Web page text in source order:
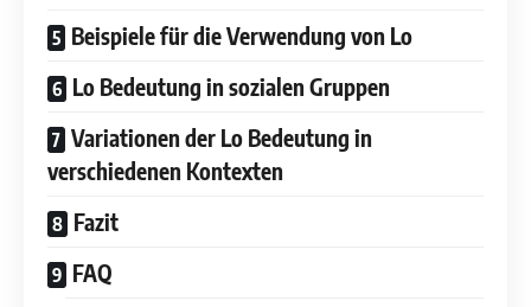
Beispiele für die Verwendung von Lo
Lo Bedeutung in sozialen Gruppen
Variationen der Lo Bedeutung in
verschiedenen Kontexten
Fazit
FAQ